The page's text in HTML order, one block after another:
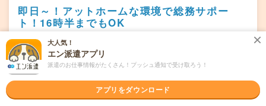
即日～！アットホームな環境で総務サポー
ト！16時半までもOK
職種未経験OK
派遣
勤務地
静駅から車11分
大人気！
エン派遣アプリ
派遣のお仕事情報がたくさん！プッシュ通知で受け取ろう！
アプリをダウンロード